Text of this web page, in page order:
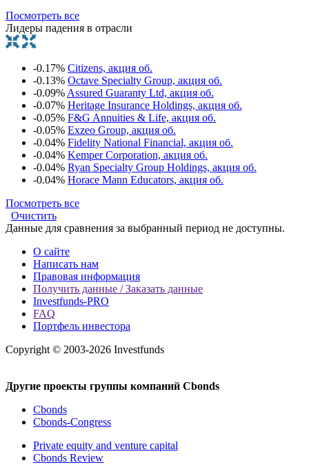
Посмотреть все
Лидеры падения в отрасли
-0.17% Citizens, акция об.
-0.13% Octave Specialty Group, акция об.
-0.09% Assured Guaranty Ltd, акция об.
-0.07% Heritage Insurance Holdings, акция об.
-0.05% F&G Annuities & Life, акция об.
-0.05% Exzeo Group, акция об.
-0.04% Fidelity National Financial, акция об.
-0.04% Kemper Corporation, акция об.
-0.04% Ryan Specialty Group Holdings, акция об.
-0.04% Horace Mann Educators, акция об.
Посмотреть все
Очистить
Данные для сравнения за выбранный период не доступны.
О сайте
Написать нам
Правовая информация
Получить данные / Заказать данные
Investfunds-PRO
FAQ
Портфель инвестора
Copyright © 2003-2026 Investfunds
Другие проекты группы компаний Cbonds
Cbonds
Cbonds-Congress
Private equity and venture capital
Cbonds Review